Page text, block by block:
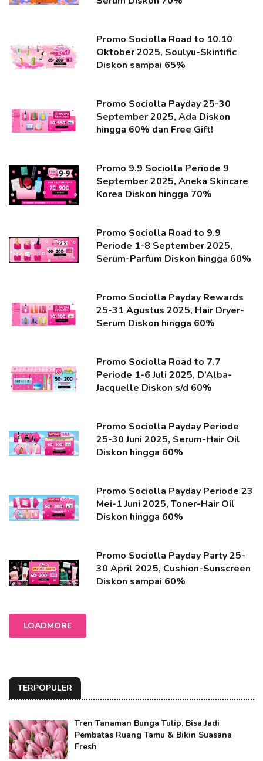
Promo Sociolla Road to 10.10
Oktober 2025, Soulyu-Skintific
Diskon sampai 65%
Promo Sociolla Payday 25-30
September 2025, Ada Diskon
hingga 60% dan Free Gift!
Promo 9.9 Sociolla Periode 9
September 2025, Aneka Skincare
Korea Diskon hingga 70%
Promo Sociolla Road to 9.9
Periode 1-8 September 2025,
Serum-Parfum Diskon hingga 60%
Promo Sociolla Payday Rewards
25-31 Agustus 2025, Hair Dryer-
Serum Diskon hingga 60%
Promo Sociolla Road to 7.7
Periode 1-6 Juli 2025, D’Alba-
Jacquelle Diskon s/d 60%
Promo Sociolla Payday Periode
25-30 Juni 2025, Serum-Hair Oil
Diskon hingga 60%
Promo Sociolla Payday Periode 23
Mei-1 Juni 2025, Toner-Hair Oil
Diskon hingga 60%
Promo Sociolla Payday Party 25-
30 April 2025, Cushion-Sunscreen
Diskon sampai 60%
LOADMORE
TERPOPULER
Tren Tanaman Bunga Tulip, Bisa Jadi
Pembatas Ruang Tamu & Bikin Suasana
Fresh